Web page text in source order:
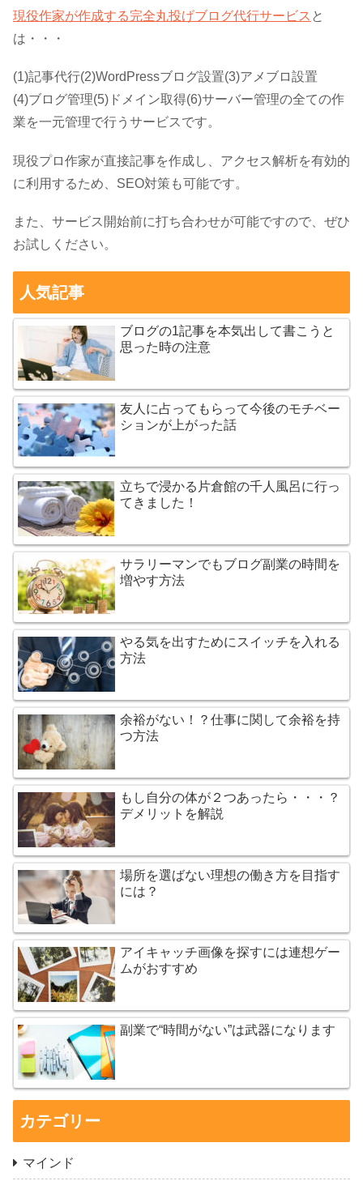
現役作家が作成する完全丸投げブログ代行サービス と
は・・・
(1)記事代行(2)WordPressブログ設置(3)アメブロ設置
(4)ブログ管理(5)ドメイン取得(6)サーバー管理の全ての作
業を一元管理で行うサービスです。
現役プロ作家が直接記事を作成し、アクセス解析を有効的
に利用するため、SEO対策も可能です。
また、サービス開始前に打ち合わせが可能ですので、ぜひ
お試しください。
人気記事
ブログの1記事を本気出して書こうと
思った時の注意
友人に占ってもらって今後のモチベー
ションが上がった話
立ちで浸かる片倉館の千人風呂に行っ
てきました！
サラリーマンでもブログ副業の時間を
増やす方法
やる気を出すためにスイッチを入れる
方法
余裕がない！？仕事に関して余裕を持
つ方法
もし自分の体が２つあったら・・・？
デメリットを解説
場所を選ばない理想の働き方を目指す
には？
アイキャッチ画像を探すには連想ゲー
ムがおすすめ
副業で“時間がない”は武器になります
カテゴリー
マインド